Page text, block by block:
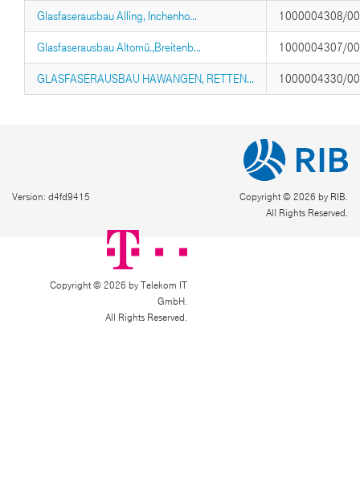
Glasfaserausbau Alling, Inchenho... 1000004308/
Glasfaserausbau Altomü.,Breitenb... 1000004307/
GLASFASERAUSBAU HAWANGEN, RETTEN... 1000004330/
Version: d4fd9415
Copyright © 2026 by RIB.
All Rights Reserved.
Copyright © 2026 by Telekom IT
GmbH.
All Rights Reserved.